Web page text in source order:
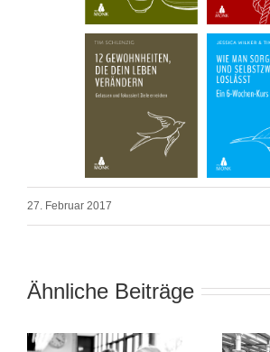
27. Februar 2017
Ähnliche Beiträge